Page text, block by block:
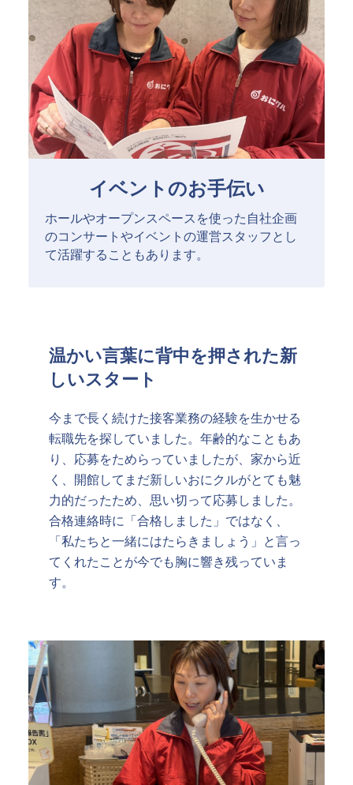
イベントのお手伝い
ホールやオープンスペースを使った自社企画
のコンサートやイベントの運営スタッフとし
て活躍することもあります。
温かい言葉に背中を押された新
しいスタート
今まで長く続けた接客業務の経験を生かせる
転職先を探していました。年齢的なこともあ
り、応募をためらっていましたが、家から近
く、開館してまだ新しいおにクルがとても魅
力的だったため、思い切って応募しました。
合格連絡時に「合格しました」ではなく、
「私たちと一緒にはたらきましょう」と言っ
てくれたことが今でも胸に響き残っていま
す。